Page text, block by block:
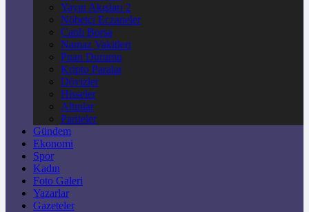
Yayın Akışları 2
Nöbetçi Eczaneler
Canlı Borsa
Namaz Vakitleri
Puan Durumu
Kripto Paralar
Dövizler
Hisseler
Altınlar
Pariteler
Gündem
Ekonomi
Spor
Kadın
Foto Galeri
Yazarlar
Gazeteler